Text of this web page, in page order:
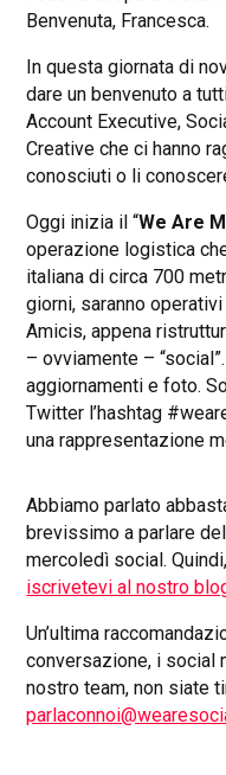
Benvenuta, Francesca.
In questa giornata di
dare un benvenuto a
Account Executive,
Creative che ci hanno
conosciuti o li
Oggi inizia il “We Are
operazione logistica
italiana di circa 700
giorni, saranno
Amicis, appena
– ovviamente –
aggiornamenti e foto.
Twitter l’hashtag
una rappresentazione
Abbiamo parlato
brevissimo a parlare
mercoledì social.
iscrivetevi al nostro
Un’ultima
conversazione, i social
nostro team, non siate